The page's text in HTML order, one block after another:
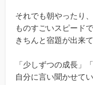
それでも朝やったり
ものすごいスピード
きちんと宿題が出来
「少しずつの成長」
自分に言い聞かせて